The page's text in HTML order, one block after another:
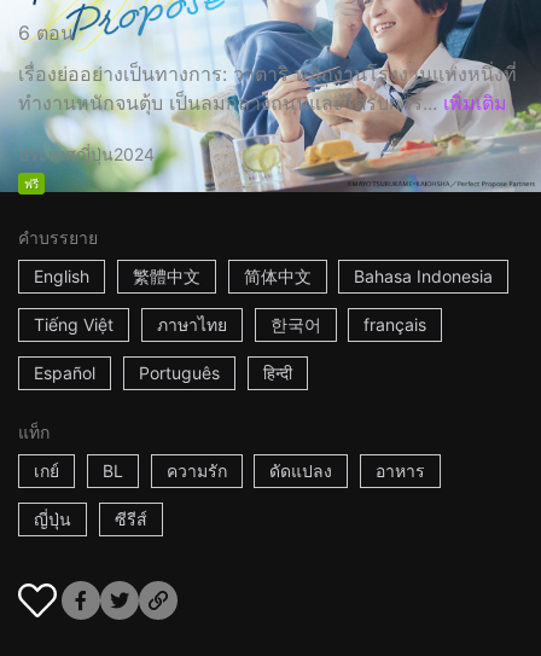
6 ตอน
เรื่องย่ออย่างเป็นทางการ: วาตาริ พนักงานโรงงานแห่งหนึ่งที่
ทำงานหนักจนตุ้บ เป็นลมกลางถนนและได้รับการ... เพิ่มเติม
ประเทศญี่ปุ่น2024
ฟรี
คำบรรยาย
English
繁體中文 简体中文 Bahasa Indonesia
Tiếng Việt ภาษาไทย 한국어 français
Español Português हिन्दी
แท็ก
เกย์
BL ความรัก ดัดแปลง อาหาร
ญี่ปุ่น ซีรีส์